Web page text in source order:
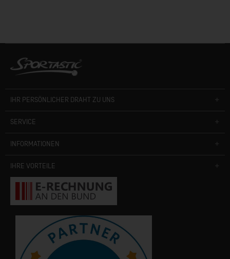
IHR PERSÖNLICHER DRAHT ZU UNS
SERVICE
INFORMATIONEN
IHRE VORTEILE